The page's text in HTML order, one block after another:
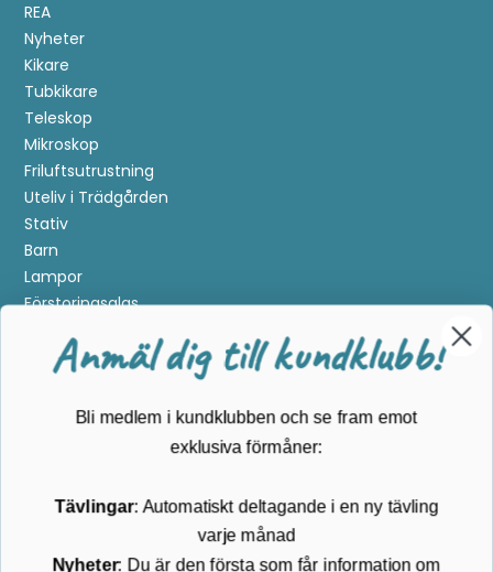
REA
Nyheter
Kikare
Tubkikare
Teleskop
Mikroskop
Friluftsutrustning
Uteliv i Trädgården
Stativ
Barn
Lampor
Förstoringsglas
Guider
Köpvillkor
Cookies
Anmäl dig till kundklubb!
Bli medlem i kundklubben och se fram emot
exklusiva förmåner:
Tävlingar: Automatiskt deltagande i en ny tävling
varje månad
Nyheter: Du är den första som får information om